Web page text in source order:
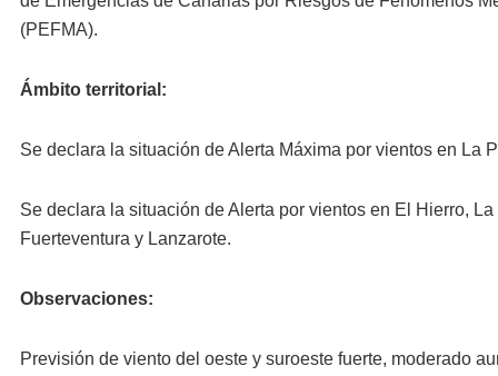
(PEFMA).
Ámbito territorial:
Se declara la situación de Alerta Máxima por vientos en La
Se declara la situación de Alerta por vientos en El Hierro,
Fuerteventura y Lanzarote.
Observaciones:
Previsión de viento del oeste y suroeste fuerte, moderado